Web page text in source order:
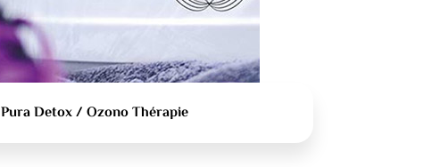
Pura Detox / Ozono Thérapie